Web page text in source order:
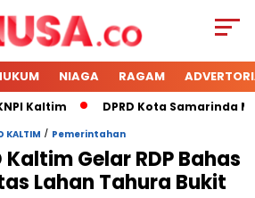
NIAGA RAGAM
Kaltim DPRD Kota Samarinda
KALTIM / Pemerintahan
Kaltim Gelar RDP Bahas
Lahan Tahura Bukit